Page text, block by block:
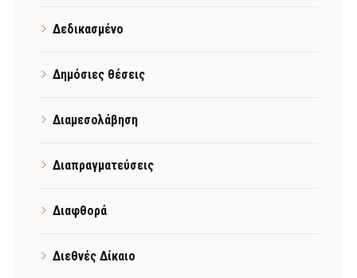
Δεδικασμένο
Δημόσιες θέσεις
Διαμεσολάβηση
Διαπραγματεύσεις
Διαφθορά
Διεθνές Δίκαιο